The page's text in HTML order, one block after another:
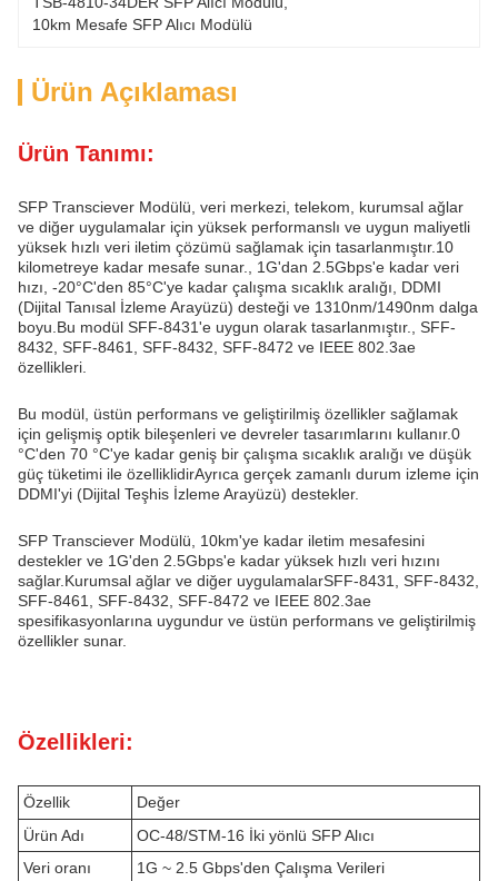
10km Mesafe SFP Alıcı Modülü
Ürün Açıklaması
Ürün Tanımı:
SFP Transciever Modülü, veri merkezi, telekom, kurumsal ağlar
ve diğer uygulamalar için yüksek performanslı ve uygun maliyetli
yüksek hızlı veri iletim çözümü sağlamak için tasarlanmıştır.10
kilometreye kadar mesafe sunar., 1G'dan 2.5Gbps'e kadar veri
hızı, -20°C'den 85°C'ye kadar çalışma sıcaklık aralığı, DDMI
(Dijital Tanısal İzleme Arayüzü) desteği ve 1310nm/1490nm dalga
boyu.Bu modül SFF-8431'e uygun olarak tasarlanmıştır., SFF-
8432, SFF-8461, SFF-8432, SFF-8472 ve IEEE 802.3ae
özellikleri.
Bu modül, üstün performans ve geliştirilmiş özellikler sağlamak
için gelişmiş optik bileşenleri ve devreler tasarımlarını kullanır.0
°C'den 70 °C'ye kadar geniş bir çalışma sıcaklık aralığı ve düşük
güç tüketimi ile özelliklidirAyrıca gerçek zamanlı durum izleme için
DDMI'yi (Dijital Teşhis İzleme Arayüzü) destekler.
SFP Transciever Modülü, 10km'ye kadar iletim mesafesini
destekler ve 1G'den 2.5Gbps'e kadar yüksek hızlı veri hızını
sağlar.Kurumsal ağlar ve diğer uygulamalarSFF-8431, SFF-8432,
SFF-8461, SFF-8432, SFF-8472 ve IEEE 802.3ae
spesifikasyonlarına uygundur ve üstün performans ve geliştirilmiş
özellikler sunar.
Özellikleri:
Özellik
Değer
Ürün Adı
OC-48/STM-16 İki yönlü SFP Alıcı
Veri oranı
1G ~ 2.5 Gbps'den Çalışma Verileri